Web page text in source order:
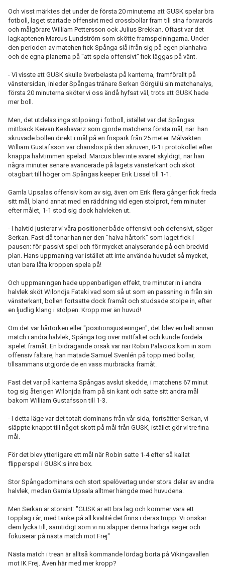
Och visst märktes det under de första 20 minuterna att GUSK spelar bra
fotboll, laget startade offensivt med crossbollar fram till sina forwards
och målgörare William Pettersson ock Julius Brekkan. Oftast var det
lagkaptenen Marcus Lundström som skötte framspelningarna. Under
den perioden av matchen fick Spånga slå ifrån sig på egen planhalva
och de egna planerna på "att spela offensivt" fick läggas på vänt.
- Vi visste att GUSK skulle överbelasta på kanterna, framförallt på
vänstersidan, inleder Spångas tränare Serkan Görgülü sin matchanalys,
första 20 minuterna sköter vi oss ändå hyfsat väl, trots att GUSK hade
mer boll.
Men, det utdelas inga stilpoäng i fotboll, istället var det Spångas
mittback Keivan Keshavarz som gjorde matchens första mål, när han
skruvade bollen direkt i mål på en frispark från 25 meter. Målvakten
William Gustafsson var chanslös på den skruven, 0-1 i protokollet efter
knappa halvtimmen spelad. Marcus blev inte svaret skyldigt, när han
några minuter senare avancerade på lagets vänsterkant och sköt
otagbart till höger om Spångas keeper Erik Lissel till 1-1.
Gamla Upsalas offensiv kom av sig, även om Erik flera gånger fick freda
sitt mål, bland annat med en räddning vid egen stolprot, fem minuter
efter målet, 1-1 stod sig dock halvleken ut.
- I halvtid justerar vi våra positioner både offensivt och defensivt, säger
Serkan. Fast då tonar han ner den "halva hårtork" som laget fick i
pausen: för passivt spel och för mycket analyserande på och bredvid
plan. Hans uppmaning var istället att inte använda huvudet så mycket,
utan bara låta kroppen spela på!
Och uppmaningen hade uppenbarligen effekt, tre minuter in i andra
halvlek sköt Wilondja Fataki vad som så ut som en passning in från sin
vänsterkant, bollen fortsatte dock framåt och studsade stolpe in, efter
en ljudlig klang i stolpen. Kropp mer än huvud!
Om det var hårtorken eller "positionsjusteringen", det blev en helt annan
match i andra halvlek, Spånga tog över mittfältet och kunde fördela
spelet framåt. En bidragande orsak var när Robin Palacios kom in som
offensiv fältare, han matade Samuel Svenlén på topp med bollar,
tillsammans utgjorde de en vass murbräcka framåt.
Fast det var på kanterna Spångas avslut skedde, i matchens 67 minut
tog sig återigen Wilonjda fram på sin kant och satte sitt andra mål
bakom William Gustafsson till 1-3.
- I detta läge var det totalt dominans från vår sida, fortsätter Serkan, vi
släppte knappt till något skott på mål från GUSK, istället gör vi tre fina
mål.
För det blev ytterligare ett mål när Robin satte 1-4 efter så kallat
flipperspel i GUSK:s inre box.
Stor Spångadominans och stort spelövertag under stora delar av andra
halvlek, medan Gamla Upsala alltmer hängde med huvudena.
Men Serkan är storsint: "GUSK är ett bra lag och kommer vara ett
topplag i år, med tanke på all kvalité det finns i deras trupp. Vi önskar
dem lycka till, samtidigt som vi nu släpper denna härliga seger och
fokuserar på nästa match mot Frej"
Nästa match i trean är alltså kommande lördag borta på Vikingavallen
mot IK Frej. Även här med mer kropp?